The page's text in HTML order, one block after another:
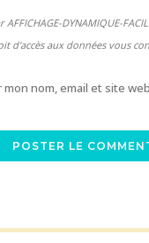
DYNAMIQUE-
aux données vous
nom, email et site